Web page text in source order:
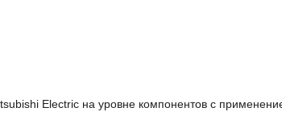
Electric на уровне компонентов с